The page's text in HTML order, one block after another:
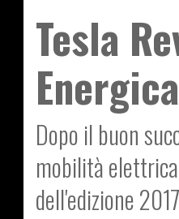
Tesla
Energica
Dopo il buon
mobilità
dell'edizione